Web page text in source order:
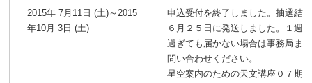
2015年 7月11日 (土)～2015
年10月 3日 (土)
申込受付を終了しました。抽選結
６月２５日に発送しました。１週
過ぎても届かない場合は事務局ま
問い合わせください。
星空案内のための天文講座０７期